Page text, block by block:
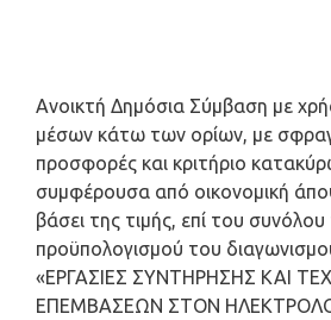
Ανοικτή Δημόσια Σύμβαση με
μέσων κάτω των ορίων, με
προσφορές και κριτήριο
συμφέρουσα από οικονομική
βάσει της τιμής, επί του συνόλου
προϋπολογισμού του
«ΕΡΓΑΣΙΕΣ ΣΥΝΤΗΡΗΣΗΣ ΚΑΙ
ΕΠΕΜΒΑΣΕΩΝ ΣΤΟΝ